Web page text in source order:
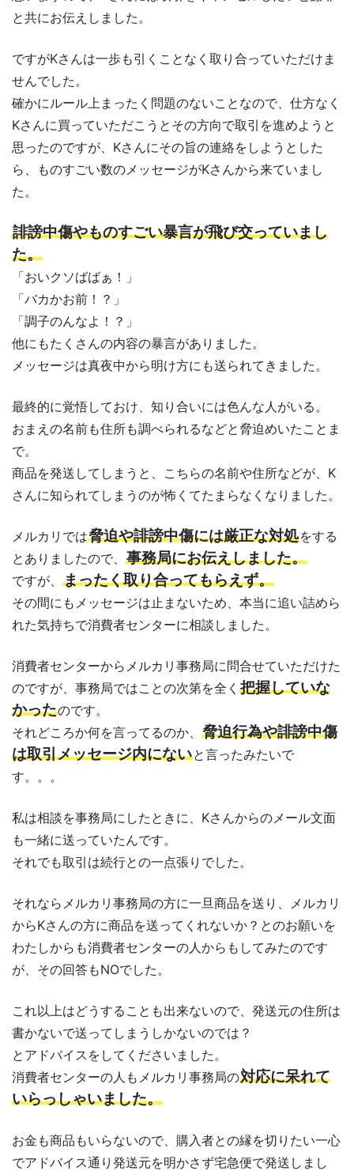
と共にお伝えしました。
ですがKさんは一歩も引くことなく取り合っていただけま
せんでした。
確かにルール上まったく問題のないことなので、仕方なく
Kさんに買っていただこうとその方向で取引を進めようと
思ったのですが、Kさんにその旨の連絡をしようとした
ら、ものすごい数のメッセージがKさんから来ていまし
た。
誹謗中傷やものすごい暴言が飛び交っていまし
た。
「おいクソばばぁ！」
「バカかお前！？」
「調子のんなよ！？」
他にもたくさんの内容の暴言がありました。
メッセージは真夜中から明け方にも送られてきました。
最終的に覚悟しておけ、知り合いには色んな人がいる。
おまえの名前も住所も調べられるなどと脅迫めいたことま
で。
商品を発送してしまうと、こちらの名前や住所などが、K
さんに知られてしまうのが怖くてたまらなくなりました。
メルカリでは脅迫や誹謗中傷には厳正な対処をする
とありましたので、 事務局にお伝えしました。
ですが、 まったく取り合ってもらえず。
その間にもメッセージは止まないため、本当に追い詰めら
れた気持ちで消費者センターに相談しました。
消費者センターからメルカリ事務局に問合せていただけた
のですが、事務局ではことの次第を全く 把握していな
かったのです。
それどころか何を言ってるのか、 脅迫行為や誹謗中傷
は取引メッセージ内にないと言ったみたいで
す。。。
私は相談を事務局にしたときに、Kさんからのメール文面
も一緒に送っていたんです。
それでも取引は続行との一点張りでした。
それならメルカリ事務局の方に一旦商品を送り、メルカリ
からKさんの方に商品を送ってくれないか？とのお願いを
わたしからも消費者センターの人からもしてみたのです
が、その回答もNOでした。
これ以上はどうすることも出来ないので、発送元の住所は
書かないで送ってしまうしかないのでは？
とアドバイスをしてくださいました。
消費者センターの人もメルカリ事務局の対応に呆れて
いらっしゃいました。
お金も商品もいらないので、購入者との縁を切りたい一心
でアドバイス通り発送元を明かさず宅急便で発送しまし